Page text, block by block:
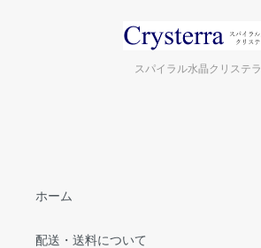
スパイラル水晶クリステラ
ホーム
配送・送料について